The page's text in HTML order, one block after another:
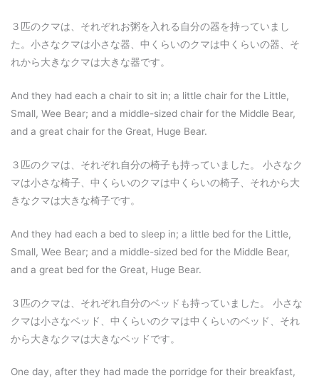
３匹のクマは、それぞれお粥を入れる自分の器を持っていまし
た。小さなクマは小さな器、中くらいのクマは中くらいの器、そ
れから大きなクマは大きな器です。
And they had each a chair to sit in; a little chair for the Little,
Small, Wee Bear; and a middle-sized chair for the Middle Bear,
and a great chair for the Great, Huge Bear.
３匹のクマは、それぞれ自分の椅子も持っていました。 小さなク
マは小さな椅子、中くらいのクマは中くらいの椅子、それから大
きなクマは大きな椅子です。
And they had each a bed to sleep in; a little bed for the Little,
Small, Wee Bear; and a middle-sized bed for the Middle Bear,
and a great bed for the Great, Huge Bear.
３匹のクマは、それぞれ自分のベッドも持っていました。 小さな
クマは小さなベッド、中くらいのクマは中くらいのベッド、それ
から大きなクマは大きなベッドです。
One day, after they had made the porridge for their breakfast,